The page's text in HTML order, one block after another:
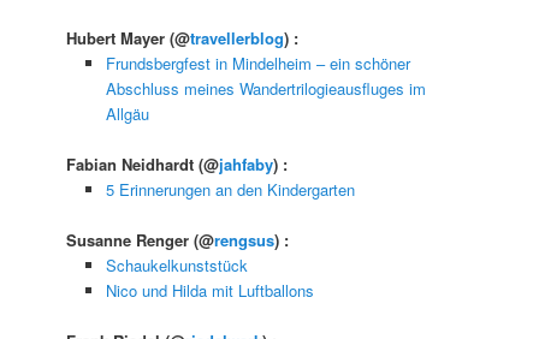
Hubert Mayer(@travellerblog) :
Frundsbergfest in Mindelheim – ein schöner
Abschluss meines Wandertrilogieausfluges im
Allgäu
Fabian Neidhardt(@jahfaby) :
5 Erinnerungen an den Kindergarten
Susanne Renger(@rengsus) :
Schaukelkunststück
Nico und Hilda mit Luftballons